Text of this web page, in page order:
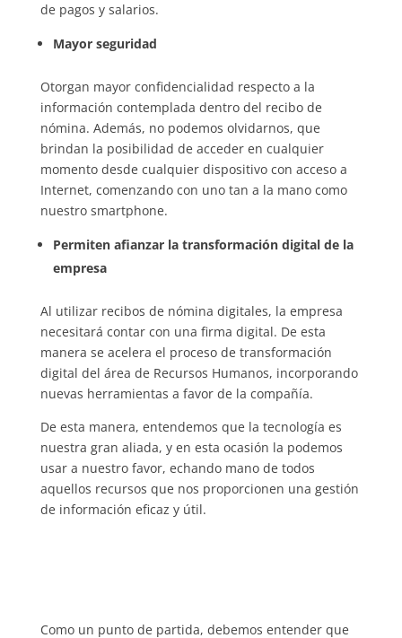
de pagos y salarios.
Mayor seguridad
Otorgan mayor confidencialidad respecto a la
información contemplada dentro del recibo de
nómina. Además, no podemos olvidarnos, que
brindan la posibilidad de acceder en cualquier
momento desde cualquier dispositivo con acceso a
Internet, comenzando con uno tan a la mano como
nuestro smartphone.
Permiten afianzar la transformación digital de la
empresa
Al utilizar recibos de nómina digitales, la empresa
necesitará contar con una firma digital. De esta
manera se acelera el proceso de transformación
digital del área de Recursos Humanos, incorporando
nuevas herramientas a favor de la compañía.
De esta manera, entendemos que la tecnología es
nuestra gran aliada, y en esta ocasión la podemos
usar a nuestro favor, echando mano de todos
aquellos recursos que nos proporcionen una gestión
de información eficaz y útil.
Como un punto de partida, debemos entender que